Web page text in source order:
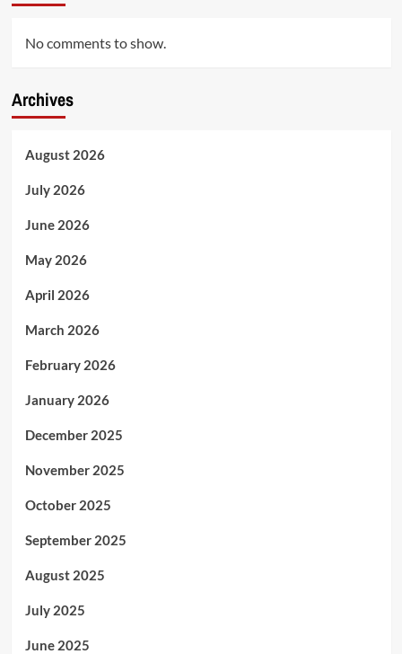
No comments to show.
Archives
August 2026
July 2026
June 2026
May 2026
April 2026
March 2026
February 2026
January 2026
December 2025
November 2025
October 2025
September 2025
August 2025
July 2025
June 2025